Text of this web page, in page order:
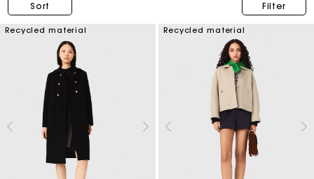
Sort Filter
Recycled material Recycled material